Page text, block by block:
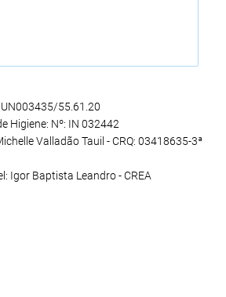
UN003435/55.61.20
Higiene: Nº: IN 032442
Valladão Tauil - CRQ: 03418635-3ª
Igor Baptista Leandro - CREA